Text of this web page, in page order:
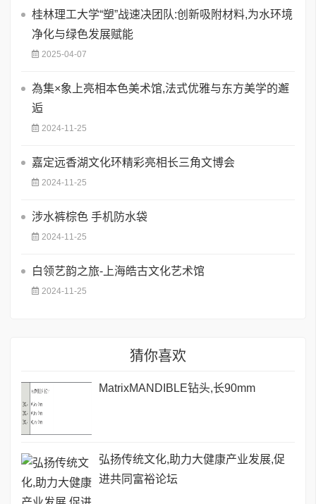
桂林理工大学“塑”战速决团队:创新吸附材料,为水环境
净化与绿色发展赋能
2025-04-07
為集×象上亮相本色美术馆,法式优雅与东方美学的邂
逅
2024-11-25
嘉定远香湖文化环精彩亮相长三角文博会
2024-11-25
涉水裤棕色 手机防水袋
2024-11-25
白领艺韵之旅-上海皓古文化艺术馆
2024-11-25
猜你喜欢
MatrixMANDIBLE钻头,长90mm
弘扬传统文化,助力大健康产业发展,促
进共同富裕论坛